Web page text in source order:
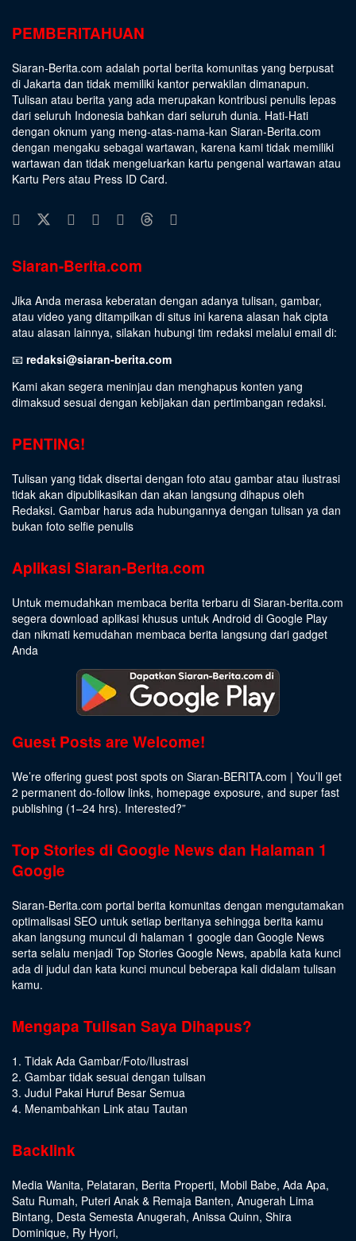
PEMBERITAHUAN
Siaran-Berita.com adalah portal berita komunitas yang berpusat
di Jakarta dan tidak memiliki kantor perwakilan dimanapun.
Tulisan atau berita yang ada merupakan kontribusi penulis lepas
dari seluruh Indonesia bahkan dari seluruh dunia. Hati-Hati
dengan oknum yang meng-atas-nama-kan Siaran-Berita.com
dengan mengaku sebagai wartawan, karena kami tidak memiliki
wartawan dan tidak mengeluarkan kartu pengenal wartawan atau
Kartu Pers atau Press ID Card.
Siaran-Berita.com
Jika Anda merasa keberatan dengan adanya tulisan, gambar,
atau video yang ditampilkan di situs ini karena alasan hak cipta
atau alasan lainnya, silakan hubungi tim redaksi melalui email di:
📧 redaksi@siaran-berita.com
Kami akan segera meninjau dan menghapus konten yang
dimaksud sesuai dengan kebijakan dan pertimbangan redaksi.
PENTING!
Tulisan yang tidak disertai dengan foto atau gambar atau ilustrasi
tidak akan dipublikasikan dan akan langsung dihapus oleh
Redaksi. Gambar harus ada hubungannya dengan tulisan ya dan
bukan foto selfie penulis
Aplikasi Siaran-Berita.com
Untuk memudahkan membaca berita terbaru di Siaran-berita.com
segera download aplikasi khusus untuk Android di Google Play
dan nikmati kemudahan membaca berita langsung dari gadget
Anda
Guest Posts are Welcome!
We’re offering guest post spots on Siaran-BERITA.com | You’ll get
2 permanent do-follow links, homepage exposure, and super fast
publishing (1–24 hrs). Interested?”
Top Stories di Google News dan Halaman 1
Google
Siaran-Berita.com portal berita komunitas dengan mengutamakan
optimalisasi SEO untuk setiap beritanya sehingga berita kamu
akan langsung muncul di halaman 1 google dan Google News
serta selalu menjadi Top Stories Google News, apabila kata kunci
ada di judul dan kata kunci muncul beberapa kali didalam tulisan
kamu.
Mengapa Tulisan Saya Dihapus?
1. Tidak Ada Gambar/Foto/Ilustrasi
2. Gambar tidak sesuai dengan tulisan
3. Judul Pakai Huruf Besar Semua
4. Menambahkan Link atau Tautan
Backlink
Media Wanita, Pelataran, Berita Properti, Mobil Babe, Ada Apa,
Satu Rumah, Puteri Anak & Remaja Banten, Anugerah Lima
Bintang, Desta Semesta Anugerah, Anissa Quinn, Shira
Dominique, Ry Hyori,